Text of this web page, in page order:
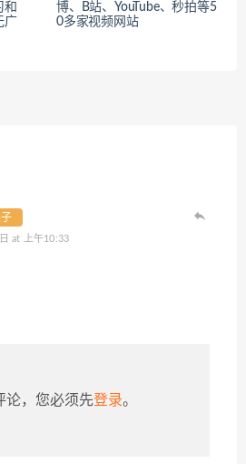
和
博、B站、YouTube、秒拍等5
0多家视频网站
at 上午10:33
论，您必须先登录。